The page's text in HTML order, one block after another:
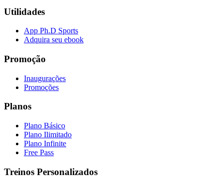
Utilidades
App Ph.D Sports
Adquira seu ebook
Promoção
Inaugurações
Promoções
Planos
Plano Básico
Plano Ilimitado
Plano Infinite
Free Pass
Treinos Personalizados